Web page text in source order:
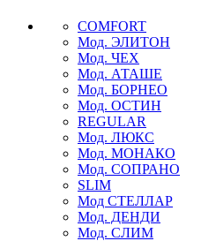
COMFORT
Мод. ЭЛИТОН
Мод. ЧЕХ
Мод. АТАШЕ
Мод. БОРНЕО
Мод. ОСТИН
REGULAR
Мод. ЛЮКС
Мод. МОНАКО
Мод. СОПРАНО
SLIM
Мод СТЕЛЛАР
Мод. ДЕНДИ
Мод. СЛИМ